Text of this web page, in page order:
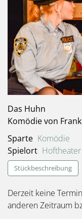
Das Huhn
Komödie von
Sparte Komödie
Spielort
Stückbeschreibung
Derzeit keine
anderen Zeitraum